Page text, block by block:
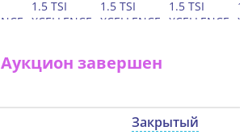
Аукцион завершен
Закрытый